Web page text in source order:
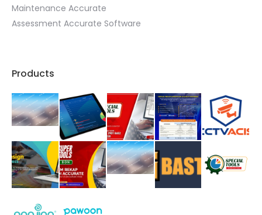
Maintenance Accurate
Assessment Accurate Software
Products